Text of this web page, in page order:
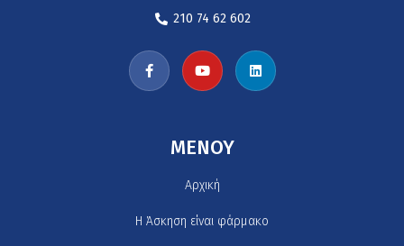
210 74 62 602
MENOY
Αρχική
H Άσκηση είναι φάρμακο